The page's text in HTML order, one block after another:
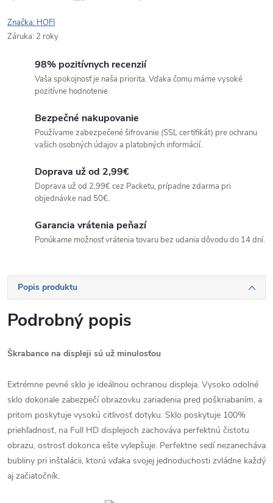
Značka: HOFI
Záruka: 2 roky
98% pozitívnych recenzií
Vaša spokojnosť je naša priorita. Vďaka čomu máme vysoké
pozitívne hodnotenie.
Bezpečné nakupovanie
Používame zabezpečené šifrovanie (SSL certifikát) pre ochranu
vašich osobných údajov a platobných informácií.
Doprava už od 2,99€
Doprava už od 2,99€ cez Packetu, prípadne zdarma pri
objednávke nad 50€.
Garancia vrátenia peňazí
Ponúkame možnosť vrátenia tovaru bez udania dôvodu do 14 dní.
Popis produktu
Podrobný popis
Škrabance na displeji sú už minulosťou
Extrémne pevné sklo je ideálnou ochranou displeja. Vysoko odolné
sklo dokonale zabezpečí obrazovku zariadenia pred poškriabaním, a
pritom poskytuje vysokú citlivosť dotyku. Sklo poskytuje 100%
priehľadnosť, na Full HD displejoch zachováva perfektnú čistotu
obrazu, ostrosť dokonca ešte vylepšuje. Perfektne sedí nezanecháva
bubliny pri inštalácii, ktorú vďaka svojej jednoduchosti zvládne každý
aj začiatočník.